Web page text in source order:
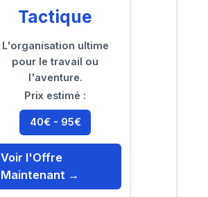
Tactique
L'organisation ultime
pour le travail ou
l'aventure.
Prix estimé :
40€ - 95€
Voir l'Offre
Maintenant →